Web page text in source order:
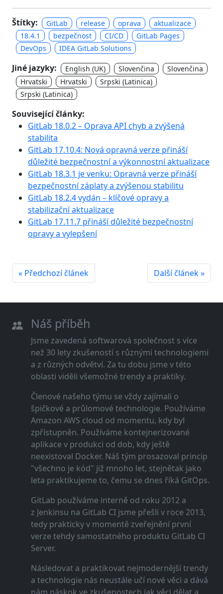
Štítky: GitLab release oprava
aktualizace
18.4.1
bezpečnost CI/CD
GitLab Pages
DevOps
IDEA GitLab Solutions
Jiné jazyky: English (UK) Slovenčina
Slovenčina
Hrvatski
Hrvatski
Srpski (Latinica)
Srpski (Latinica)
Související články:
GitLab 18.0.2 – Oprava API chyb a zvýšená
stabilita
GitLab 17.10.4: Nová opravná verze přináší
důležité bezpečnostní a výkonnostní aktualizace
GitLab 18.3.1 je venku: Opravná verze přináší
bezpečnostní záplaty a zvýšenou stabilitu
GitLab 18.2.4 vydán – klíčové opravy a
stabilizační aktualizace
GitLab 17.11.7 přináší důležité bezpečnostní
opravy a vylepšení
« Předchozí článek Další článek »
Náš příběh
Jsme zavedená softwarová společnost s více
než 30 lety zkušeností s různými technologiemi
a z různých odvětví. Za tu dobu jsme v této
oblasti viděli všemožné trendy a praktiky.
Členové našeho týmu se vždy zajímali o
špičkové a průlomové technologie. Používáme
Amazon AWS cloud od momentu, kdy byl
zpřístupněn. Používáme kontejnerizované
aplikace v produkci od dob, kdy ještě
neexistoval Docker. Náš tým prosazoval princip
"všechno je kód" již mnoho let, stejnětak jako
leta praktikujeme to, čemu se dnes říká GitOps.
GitLab používáme interně od roku 2012 a
z Jenkinsu na GitLab CI jsme přešli v roce 2013,
tedy prakticky v momentě zveřejnění první
verze tehdy samostatného produktu GitLab CI
Server.
Následovat a praktikovat nejmodernější trendy
a technologie nás neustále učí nové věci a dává